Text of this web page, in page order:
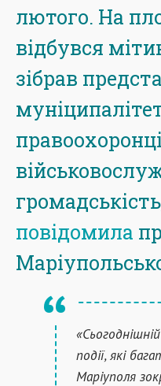
лютого. На
відбувся
зібрав
повідомила
події, які
Маріуполя